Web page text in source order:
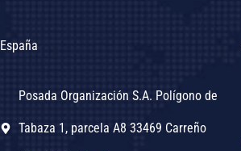
España
Posada Organización S.A. Polígono de
Tabaza 1, parcela A8 33469 Carreño